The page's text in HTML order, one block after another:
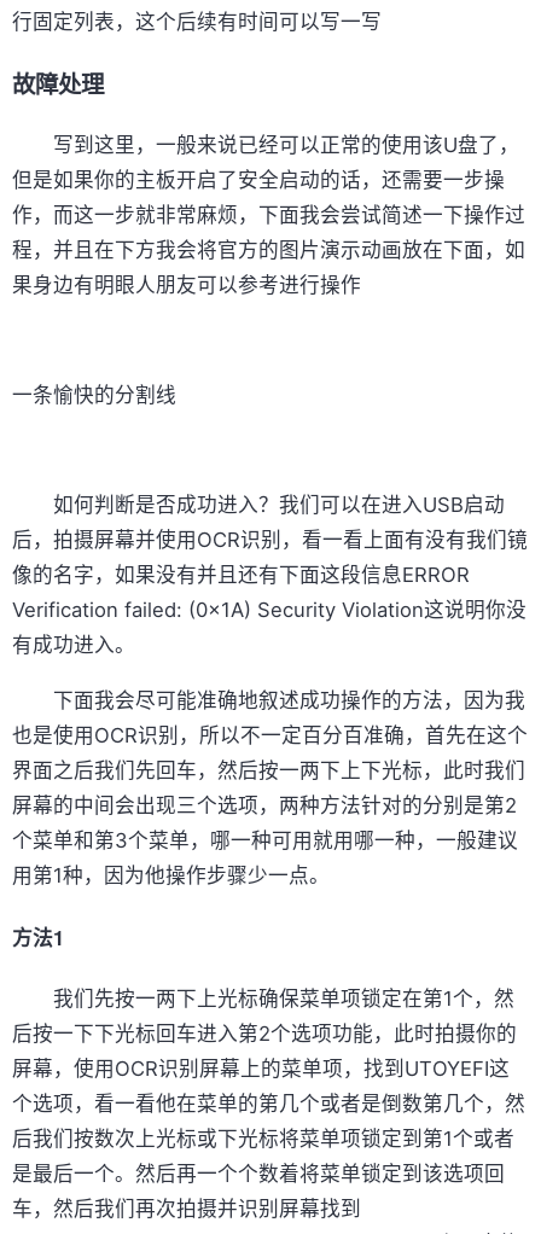
行固定列表，这个后续有时间可以写一写
故障处理
写到这里，一般来说已经可以正常的使用该U盘了，
但是如果你的主板开启了安全启动的话，还需要一步操
作，而这一步就非常麻烦，下面我会尝试简述一下操作过
程，并且在下方我会将官方的图片演示动画放在下面，如
果身边有明眼人朋友可以参考进行操作
一条愉快的分割线
如何判断是否成功进入？我们可以在进入USB启动
后，拍摄屏幕并使用OCR识别，看一看上面有没有我们镜
像的名字，如果没有并且还有下面这段信息ERROR
Verification failed: (0x1A) Security Violation这说明你没
有成功进入。
下面我会尽可能准确地叙述成功操作的方法，因为我
也是使用OCR识别，所以不一定百分百准确，首先在这个
界面之后我们先回车，然后按一两下上下光标，此时我们
屏幕的中间会出现三个选项，两种方法针对的分别是第2
个菜单和第3个菜单，哪一种可用就用哪一种，一般建议
用第1种，因为他操作步骤少一点。
方法1
我们先按一两下上光标确保菜单项锁定在第1个，然
后按一下下光标回车进入第2个选项功能，此时拍摄你的
屏幕，使用OCR识别屏幕上的菜单项，找到UTOYEFI这
个选项，看一看他在菜单的第几个或者是倒数第几个，然
后我们按数次上光标或下光标将菜单项锁定到第1个或者
是最后一个。然后再一个个数着将菜单锁定到该选项回
车，然后我们再次拍摄并识别屏幕找到